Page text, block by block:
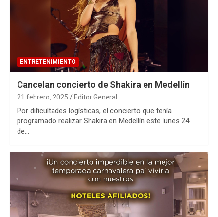
ENTRETENIMIENTO
Cancelan concierto de Shakira en Medellín
21 febrero, 2025 Editor General
Por dificultades logísticas, el concierto que tenía
programado realizar Shakira en Medellín este lunes 24
de…